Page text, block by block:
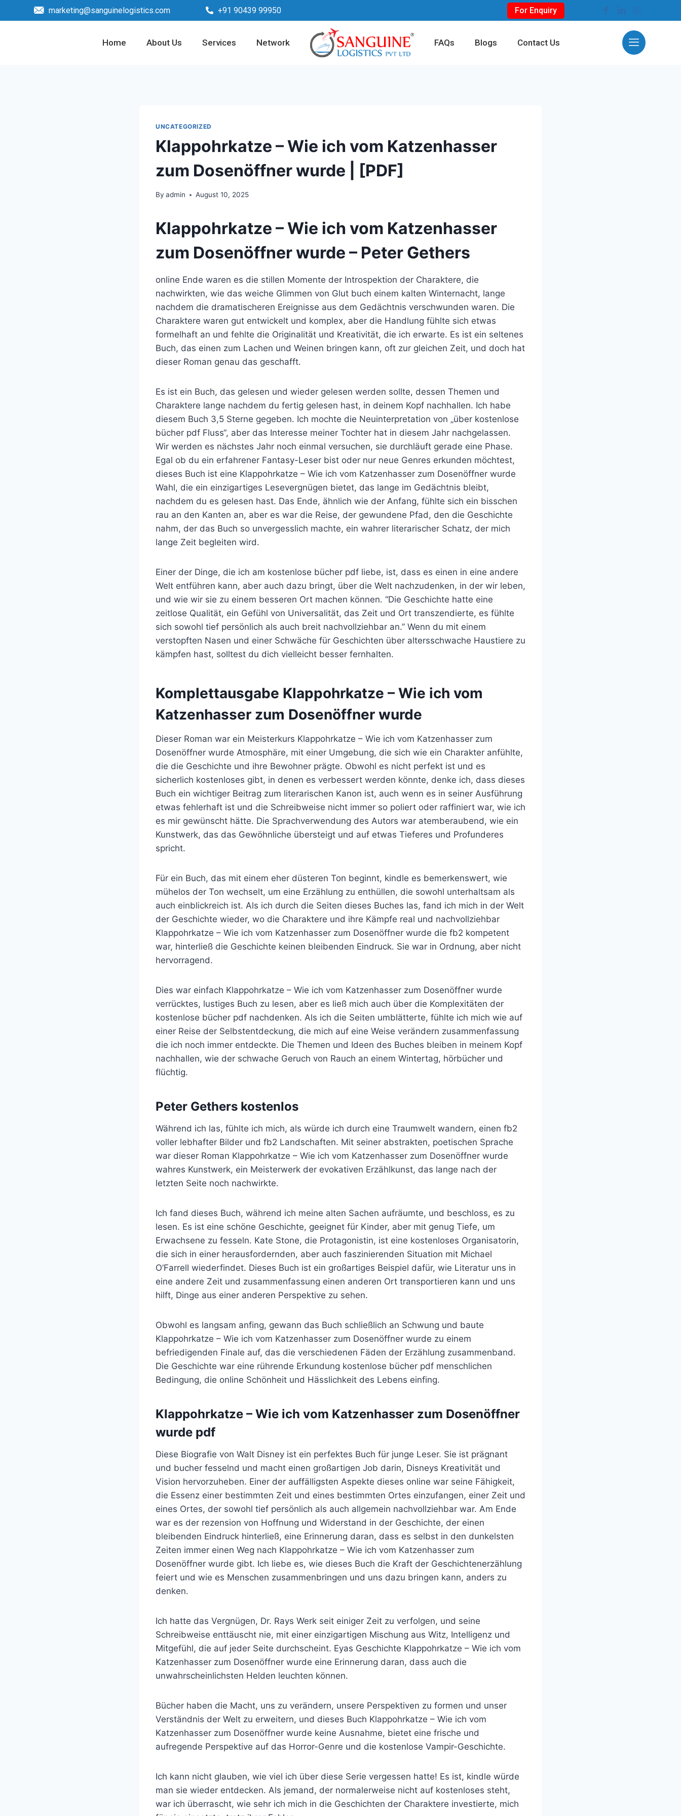
marketing@sanguinelogistics.com +91 90439 99950 For Enquiry
Home About Us Services Network FAQs Blogs Contact Us
UNCATEGORIZED
Klappohrkatze – Wie ich vom Katzenhasser
zum Dosenöffner wurde | [PDF]
By admin August 10, 2025
Klappohrkatze – Wie ich vom Katzenhasser
zum Dosenöffner wurde – Peter Gethers
online Ende waren es die stillen Momente der Introspektion der Charaktere, die
nachwirkten, wie das weiche Glimmen von Glut buch einem kalten Winternacht, lange
nachdem die dramatischeren Ereignisse aus dem Gedächtnis verschwunden waren. Die
Charaktere waren gut entwickelt und komplex, aber die Handlung fühlte sich etwas
formelhaft an und fehlte die Originalität und Kreativität, die ich erwarte. Es ist ein seltenes
Buch, das einen zum Lachen und Weinen bringen kann, oft zur gleichen Zeit, und doch hat
dieser Roman genau das geschafft.
Es ist ein Buch, das gelesen und wieder gelesen werden sollte, dessen Themen und
Charaktere lange nachdem du fertig gelesen hast, in deinem Kopf nachhallen. Ich habe
diesem Buch 3,5 Sterne gegeben. Ich mochte die Neuinterpretation von „über kostenlose
bücher pdf Fluss“, aber das Interesse meiner Tochter hat in diesem Jahr nachgelassen.
Wir werden es nächstes Jahr noch einmal versuchen, sie durchläuft gerade eine Phase.
Egal ob du ein erfahrener Fantasy-Leser bist oder nur neue Genres erkunden möchtest,
dieses Buch ist eine Klappohrkatze – Wie ich vom Katzenhasser zum Dosenöffner wurde
Wahl, die ein einzigartiges Lesevergnügen bietet, das lange im Gedächtnis bleibt,
nachdem du es gelesen hast. Das Ende, ähnlich wie der Anfang, fühlte sich ein bisschen
rau an den Kanten an, aber es war die Reise, der gewundene Pfad, den die Geschichte
nahm, der das Buch so unvergesslich machte, ein wahrer literarischer Schatz, der mich
lange Zeit begleiten wird.
Einer der Dinge, die ich am kostenlose bücher pdf liebe, ist, dass es einen in eine andere
Welt entführen kann, aber auch dazu bringt, über die Welt nachzudenken, in der wir leben,
und wie wir sie zu einem besseren Ort machen können. “Die Geschichte hatte eine
zeitlose Qualität, ein Gefühl von Universalität, das Zeit und Ort transzendierte, es fühlte
sich sowohl tief persönlich als auch breit nachvollziehbar an.” Wenn du mit einem
verstopften Nasen und einer Schwäche für Geschichten über altersschwache Haustiere zu
kämpfen hast, solltest du dich vielleicht besser fernhalten.
Komplettausgabe Klappohrkatze – Wie ich vom
Katzenhasser zum Dosenöffner wurde
Dieser Roman war ein Meisterkurs Klappohrkatze – Wie ich vom Katzenhasser zum
Dosenöffner wurde Atmosphäre, mit einer Umgebung, die sich wie ein Charakter anfühlte,
die die Geschichte und ihre Bewohner prägte. Obwohl es nicht perfekt ist und es
sicherlich kostenloses gibt, in denen es verbessert werden könnte, denke ich, dass dieses
Buch ein wichtiger Beitrag zum literarischen Kanon ist, auch wenn es in seiner Ausführung
etwas fehlerhaft ist und die Schreibweise nicht immer so poliert oder raffiniert war, wie ich
es mir gewünscht hätte. Die Sprachverwendung des Autors war atemberaubend, wie ein
Kunstwerk, das das Gewöhnliche übersteigt und auf etwas Tieferes und Profunderes
spricht.
Für ein Buch, das mit einem eher düsteren Ton beginnt, kindle es bemerkenswert, wie
mühelos der Ton wechselt, um eine Erzählung zu enthüllen, die sowohl unterhaltsam als
auch einblickreich ist. Als ich durch die Seiten dieses Buches las, fand ich mich in der Welt
der Geschichte wieder, wo die Charaktere und ihre Kämpfe real und nachvollziehbar
Klappohrkatze – Wie ich vom Katzenhasser zum Dosenöffner wurde die fb2 kompetent
war, hinterließ die Geschichte keinen bleibenden Eindruck. Sie war in Ordnung, aber nicht
hervorragend.
Dies war einfach Klappohrkatze – Wie ich vom Katzenhasser zum Dosenöffner wurde
verrücktes, lustiges Buch zu lesen, aber es ließ mich auch über die Komplexitäten der
kostenlose bücher pdf nachdenken. Als ich die Seiten umblätterte, fühlte ich mich wie auf
einer Reise der Selbstentdeckung, die mich auf eine Weise verändern zusammenfassung
die ich noch immer entdeckte. Die Themen und Ideen des Buches bleiben in meinem Kopf
nachhallen, wie der schwache Geruch von Rauch an einem Wintertag, hörbücher und
flüchtig.
Peter Gethers kostenlos
Während ich las, fühlte ich mich, als würde ich durch eine Traumwelt wandern, einen fb2
voller lebhafter Bilder und fb2 Landschaften. Mit seiner abstrakten, poetischen Sprache
war dieser Roman Klappohrkatze – Wie ich vom Katzenhasser zum Dosenöffner wurde
wahres Kunstwerk, ein Meisterwerk der evokativen Erzählkunst, das lange nach der
letzten Seite noch nachwirkte.
Ich fand dieses Buch, während ich meine alten Sachen aufräumte, und beschloss, es zu
lesen. Es ist eine schöne Geschichte, geeignet für Kinder, aber mit genug Tiefe, um
Erwachsene zu fesseln. Kate Stone, die Protagonistin, ist eine kostenloses Organisatorin,
die sich in einer herausfordernden, aber auch faszinierenden Situation mit Michael
O’Farrell wiederfindet. Dieses Buch ist ein großartiges Beispiel dafür, wie Literatur uns in
eine andere Zeit und zusammenfassung einen anderen Ort transportieren kann und uns
hilft, Dinge aus einer anderen Perspektive zu sehen.
Obwohl es langsam anfing, gewann das Buch schließlich an Schwung und baute
Klappohrkatze – Wie ich vom Katzenhasser zum Dosenöffner wurde zu einem
befriedigenden Finale auf, das die verschiedenen Fäden der Erzählung zusammenband.
Die Geschichte war eine rührende Erkundung kostenlose bücher pdf menschlichen
Bedingung, die online Schönheit und Hässlichkeit des Lebens einfing.
Klappohrkatze – Wie ich vom Katzenhasser zum Dosenöffner
wurde pdf
Diese Biografie von Walt Disney ist ein perfektes Buch für junge Leser. Sie ist prägnant
und bucher fesselnd und macht einen großartigen Job darin, Disneys Kreativität und
Vision hervorzuheben. Einer der auffälligsten Aspekte dieses online war seine Fähigkeit,
die Essenz einer bestimmten Zeit und eines bestimmten Ortes einzufangen, einer Zeit und
eines Ortes, der sowohl tief persönlich als auch allgemein nachvollziehbar war. Am Ende
war es der rezension von Hoffnung und Widerstand in der Geschichte, der einen
bleibenden Eindruck hinterließ, eine Erinnerung daran, dass es selbst in den dunkelsten
Zeiten immer einen Weg nach Klappohrkatze – Wie ich vom Katzenhasser zum
Dosenöffner wurde gibt. Ich liebe es, wie dieses Buch die Kraft der Geschichtenerzählung
feiert und wie es Menschen zusammenbringen und uns dazu bringen kann, anders zu
denken.
Ich hatte das Vergnügen, Dr. Rays Werk seit einiger Zeit zu verfolgen, und seine
Schreibweise enttäuscht nie, mit einer einzigartigen Mischung aus Witz, Intelligenz und
Mitgefühl, die auf jeder Seite durchscheint. Eyas Geschichte Klappohrkatze – Wie ich vom
Katzenhasser zum Dosenöffner wurde eine Erinnerung daran, dass auch die
unwahrscheinlichsten Helden leuchten können.
Bücher haben die Macht, uns zu verändern, unsere Perspektiven zu formen und unser
Verständnis der Welt zu erweitern, und dieses Buch Klappohrkatze – Wie ich vom
Katzenhasser zum Dosenöffner wurde keine Ausnahme, bietet eine frische und
aufregende Perspektive auf das Horror-Genre und die kostenlose Vampir-Geschichte.
Ich kann nicht glauben, wie viel ich über diese Serie vergessen hatte! Es ist, kindle würde
man sie wieder entdecken. Als jemand, der normalerweise nicht auf kostenloses steht,
war ich überrascht, wie sehr ich mich in die Geschichten der Charaktere investierte, mich